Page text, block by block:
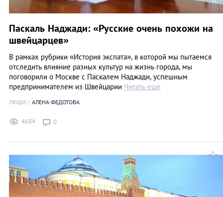
Паскаль Наджади: «Русские очень похожи на
швейцарцев»
В рамках рубрики «История экспата», в которой мы пытаемся
отследить влияние разных культур на жизнь города, мы
поговорили о Москве с Паскалем Наджади, успешным
предпринимателем из Швейцарии Читать еще
ЛЮДИ АЛЕНА ФЕДОТОВА
4684 0